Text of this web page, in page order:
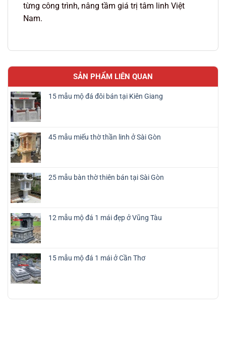
từng công trình, nâng tầm giá trị tâm linh Việt
Nam.
SẢN PHẨM LIÊN QUAN
15 mẫu mộ đá đôi bán tại Kiên Giang
45 mẫu miếu thờ thần linh ở Sài Gòn
25 mẫu bàn thờ thiên bán tại Sài Gòn
12 mẫu mộ đá 1 mái đẹp ở Vũng Tàu
15 mẫu mộ đá 1 mái ở Cần Thơ